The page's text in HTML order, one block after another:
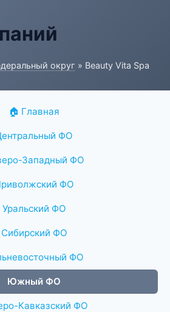
округ » Beauty Vita Spa
🏠 Главная
ФО
Западный ФО
ФО
Уральский ФО
Сибирский ФО
ФО
Южный ФО
Кавказский ФО